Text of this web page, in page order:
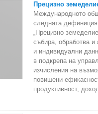
Прецизно
Международното
следната дефиниция
„Прецизно
събира, обработва и
и индивидуални
в подкрепа на
изчисления на
повишени
продуктивност,